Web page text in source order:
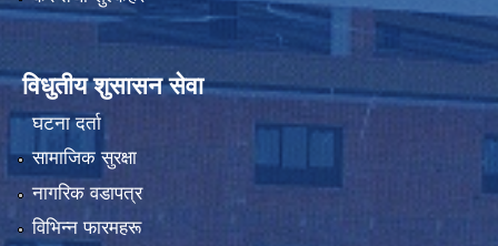
विधुतीय शुसासन सेवा
घटना दर्ता
सामाजिक सुरक्षा
नागरिक वडापत्र
विभिन्न फारमहरू